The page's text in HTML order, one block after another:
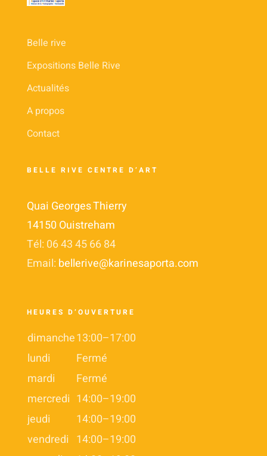
Belle rive
Expositions Belle Rive
Actualités
A propos
Contact
BELLE RIVE CENTRE D’ART
Quai Georges Thierry
14150 Ouistreham
Tél: 06 43 45 66 84
Email: bellerive@karinesaporta.com
HEURES D’OUVERTURE
dimanche13:00–17:00
lundi
Fermé
mardi
Fermé
mercredi 14:00–19:00
jeudi
14:00–19:00
vendredi 14:00–19:00